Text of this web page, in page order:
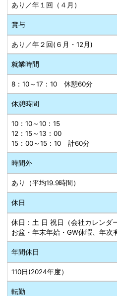
あり／年１回（４月）
賞与
あり／年２回(６月・12月)
就業時間
8：10～17：10 休憩60分
休憩時間
10：10～10：15
12：15～13：00
15：00～15：10 計60分
時間外
あり（平均19.9時間）
休日
休日：土 日 祝日（会社カレンダ
お盆・年末年始・GW休暇、年次
年間休日
110日(2024年度）
転勤